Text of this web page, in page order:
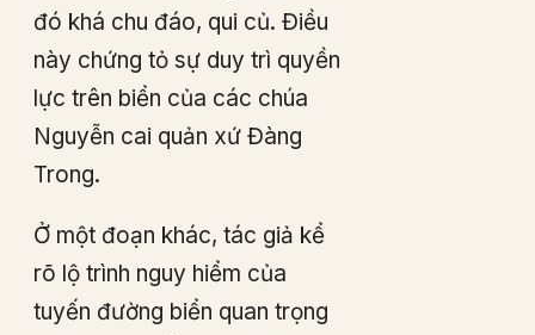
đó khá chu đáo, qui củ. Điều
này chứng tỏ sự duy trì quyền
lực trên biển của các chúa
Nguyễn cai quản xứ Đàng
Trong.
Ở một đoạn khác, tác giả kể
rõ lộ trình nguy hiểm của
tuyến đường biển quan trọng